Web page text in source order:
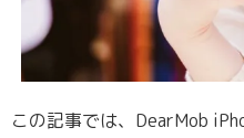
この記事では、DearMob